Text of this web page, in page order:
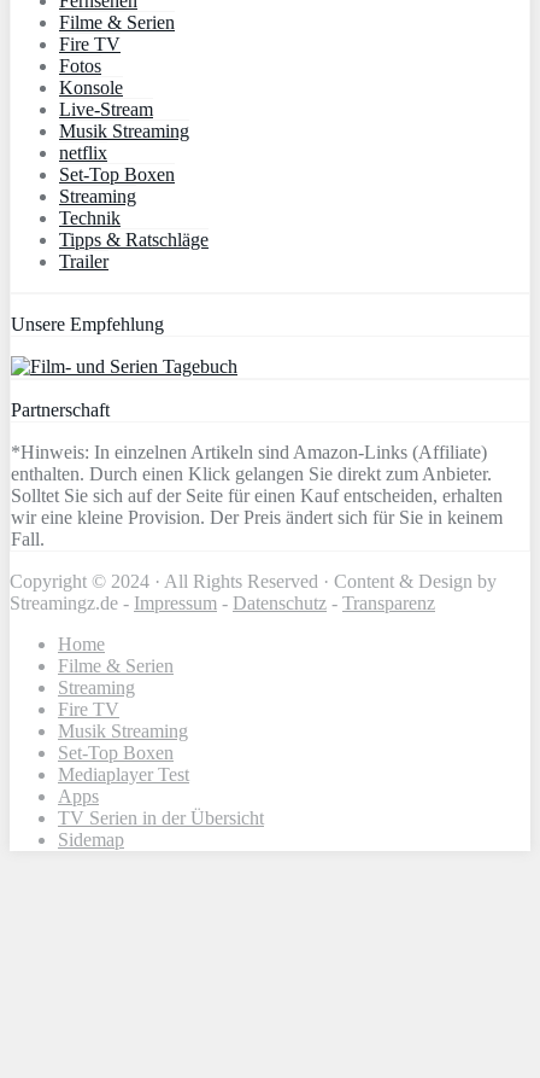
Filme & Serien
Fire TV
Fotos
Konsole
Live-Stream
Musik Streaming
netflix
Set-Top Boxen
Streaming
Technik
Tipps & Ratschläge
Trailer
Unsere Empfehlung
Partnerschaft
*Hinweis: In einzelnen Artikeln sind Amazon-Links (Affiliate)
enthalten. Durch einen Klick gelangen Sie direkt zum Anbieter.
Solltet Sie sich auf der Seite für einen Kauf entscheiden, erhalten
wir eine kleine Provision. Der Preis ändert sich für Sie in keinem
Fall.
Copyright © 2024 · All Rights Reserved · Content & Design by
Streamingz.de - Impressum - Datenschutz - Transparenz
Home
Filme & Serien
Streaming
Fire TV
Musik Streaming
Set-Top Boxen
Mediaplayer Test
Apps
TV Serien in der Übersicht
Sidemap